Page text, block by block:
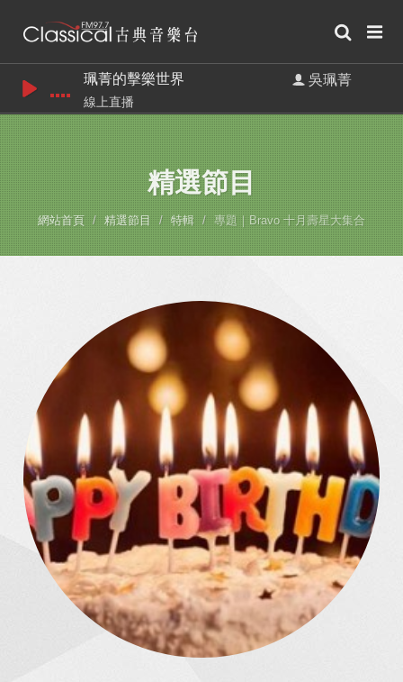
珮菁的擊樂世界 吳珮菁
線上直播